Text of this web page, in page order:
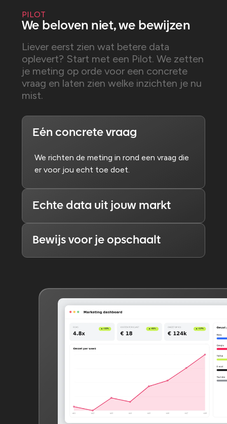
PILOT
We beloven niet, we bewijzen
Liever eerst zien wat betere data
oplevert? Start met een Pilot. We zetten
je meting op orde voor een concrete
vraag en laten zien welke inzichten je nu
mist.
Eén concrete vraag
We richten de meting in rond een vraag die
er voor jou echt toe doet.
Echte data uit jouw markt
Bewijs voor je opschaalt